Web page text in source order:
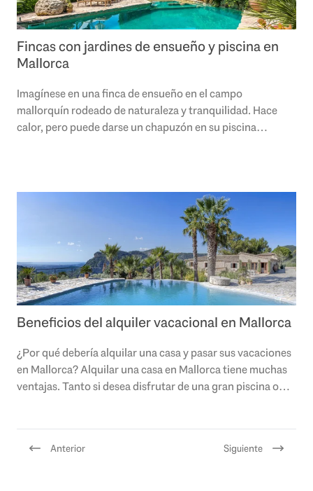
Fincas con jardines de ensueño y piscina en
Mallorca
Imagínese en una finca de ensueño en el campo
mallorquín rodeado de naturaleza y tranquilidad. Hace
calor, pero puede darse un chapuzón en su piscina
Beneficios del alquiler vacacional en Mallorca
¿Por qué debería alquilar una casa y pasar sus vacaciones
en Mallorca? Alquilar una casa en Mallorca tiene muchas
ventajas. Tanto si desea disfrutar de una gran piscina o
Anterior Siguiente